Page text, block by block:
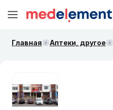
Главная Аптеки, другое